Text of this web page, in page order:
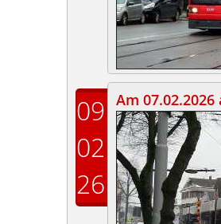
09
02
26
Am